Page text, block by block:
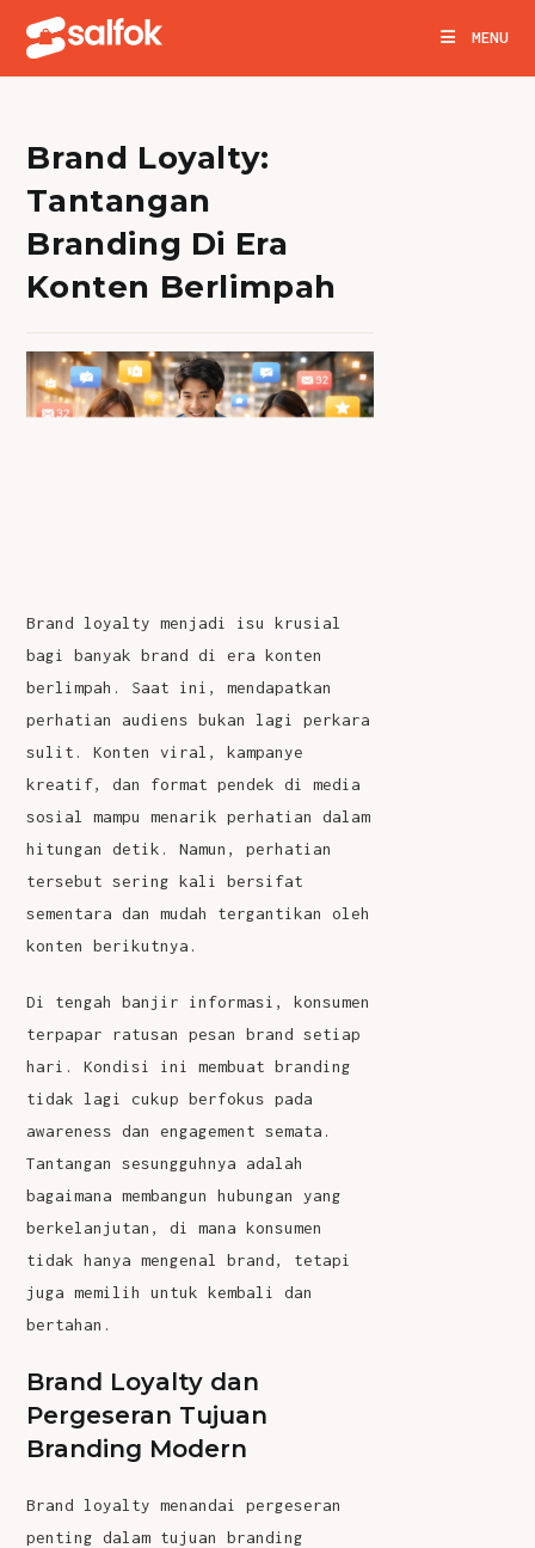
content
MENU
Brand Loyalty:
Tantangan
Branding Di Era
Konten Berlimpah
Brand loyalty menjadi isu krusial
bagi banyak brand di era konten
berlimpah. Saat ini, mendapatkan
perhatian audiens bukan lagi perkara
sulit. Konten viral, kampanye
kreatif, dan format pendek di media
sosial mampu menarik perhatian dalam
hitungan detik. Namun, perhatian
tersebut sering kali bersifat
sementara dan mudah tergantikan oleh
konten berikutnya.
Di tengah banjir informasi, konsumen
terpapar ratusan pesan brand setiap
hari. Kondisi ini membuat branding
tidak lagi cukup berfokus pada
awareness dan engagement semata.
Tantangan sesungguhnya adalah
bagaimana membangun hubungan yang
berkelanjutan, di mana konsumen
tidak hanya mengenal brand, tetapi
juga memilih untuk kembali dan
bertahan.
Brand Loyalty dan
Pergeseran Tujuan
Branding Modern
Brand loyalty menandai pergeseran
penting dalam tujuan branding